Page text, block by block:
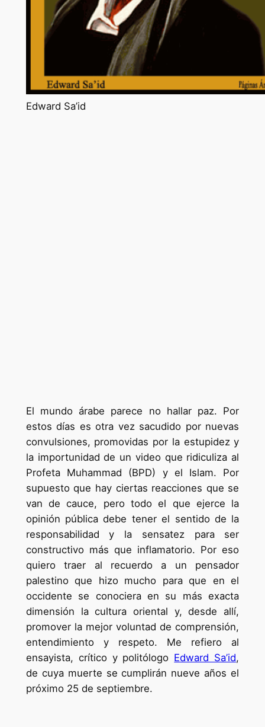
Edward Sa’id
El mundo árabe parece no hallar paz. Por
estos días es otra vez sacudido por nuevas
convulsiones, promovidas por la estupidez y
la importunidad de un video que ridiculiza al
Profeta Muhammad (BPD) y el Islam. Por
supuesto que hay ciertas reacciones que se
van de cauce, pero todo el que ejerce la
opinión pública debe tener el sentido de la
responsabilidad y la sensatez para ser
constructivo más que inflamatorio. Por eso
quiero traer al recuerdo a un pensador
palestino que hizo mucho para que en el
occidente se conociera en su más exacta
dimensión la cultura oriental y, desde allí,
promover la mejor voluntad de comprensión,
entendimiento y respeto. Me refiero al
ensayista, crítico y politólogo Edward Sa’id,
de cuya muerte se cumplirán nueve años el
próximo 25 de septiembre.